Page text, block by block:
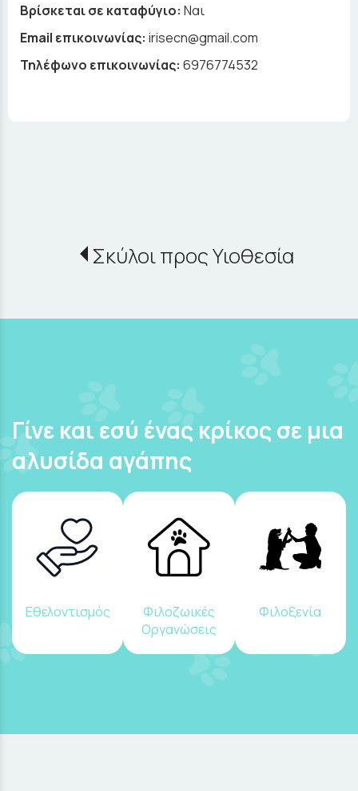
Βρίσκεται σε καταφύγιο: Ναι
Email επικοινωνίας: irisecn@gmail.com
Τηλέφωνο επικοινωνίας: 6976774532
Σκύλοι προς Υιοθεσία
Γίνε και εσύ ένας κρίκος σε μια
αλυσίδα αγάπης
Εθελοντισμός
Φιλοζωικές
Οργανώσεις
Φιλοξενία